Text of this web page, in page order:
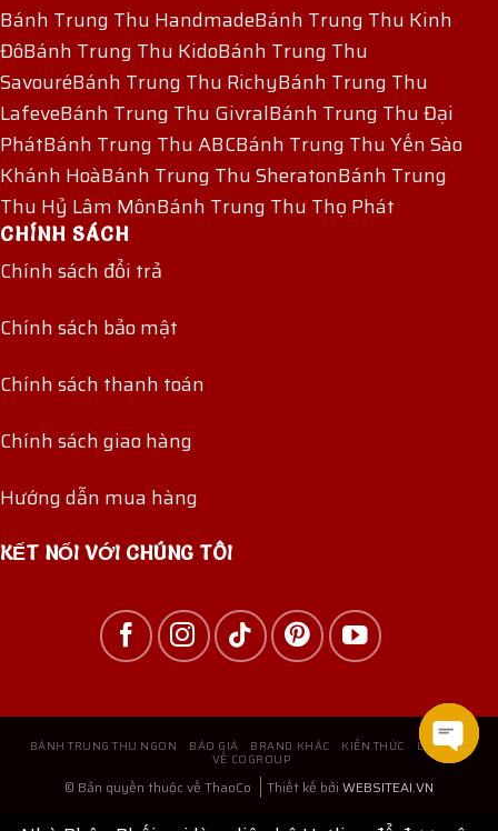
Bánh Trung Thu HandmadeBánh Trung Thu Kinh
ĐôBánh Trung Thu KidoBánh Trung Thu
SavouréBánh Trung Thu RichyBánh Trung Thu
LafeveBánh Trung Thu GivralBánh Trung Thu Đại
PhátBánh Trung Thu ABCBánh Trung Thu Yến Sào
Khánh HoàBánh Trung Thu SheratonBánh Trung
Thu Hỷ Lâm MônBánh Trung Thu Thọ Phát
CHÍNH SÁCH
Chính sách đổi trả
Chính sách bảo mật
Chính sách thanh toán
Chính sách giao hàng
Hướng dẫn mua hàng
KẾT NỐI VỚI CHÚNG TÔI
BÁNH TRUNG THU NGON BÁO GIÁ BRAND KHÁC KIẾN THỨC LIÊN HỆ
VỀ COGROUP
© Bản quyền thuộc về ThaoCo Thiết kế bởi WEBSITEAI.VN